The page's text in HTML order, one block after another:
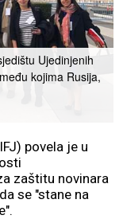
Ujedinjenih
kojima Rusija,
povela je u
zaštitu novinara
se "stane na